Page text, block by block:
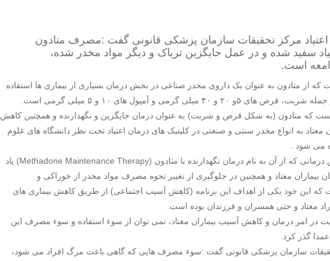
مرکز تحقیقات سازمان پزشکی قانونی گفت :مصرف متادون
سفید شده و در عمل جایگزین تریاک و دیگر مواد مخدر شده،
است.
که از متادون به عنوان یک داروی مخدر صناعی در بخش درمان بسیاری از بیماری ها استفاده
گرمی و آمپول های ۱۰ و ۵ میلی گرمی است.
که متادون (به شکل قرص و شربت) به عنوان درمان جایگزین و نگهدارنده و همچنین کاهش
به انواع مخدر سنتی و صنعتی در کلینیک های درمان اعتیاد تحت نظر دانشگاه های علوم
می شود .
قدیرزاده خاطر نشان کرد: این روش درمانی که از آن به نام درمان نگهدارنده با متادون (Methadone Maintenance Therapy) یاد
معتاد و همچنین در جلوگیری از تغییر نحوه مصرف مواد مخدر از خوراکی و
که این خود یکی از اهداف این برنامه (کاهش آسیب اجتماعی) از طریق کاهش بیماری های
معتاد و حتی همسران و فرزندان بوده است.
در امر درمان و کاهش آسیب بیماران معتاد، نمی توان از سوء استفاده و سوء مصرف این
گذر کرد.
سازمان پزشکی قانونی گفت :سوء مصرف هایی که گاهی باعث مرگ افراد می شود،